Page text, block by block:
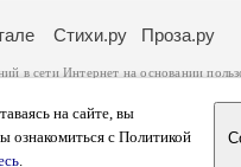
на сайте, вы
ознакомиться с Политикой
.
Стихи.ру Проза.ру
в сети Интернет на основании
с согласия его автора, к которому
законодательства Российской
подробнуюинформацию о портале
более двух миллионов страниц